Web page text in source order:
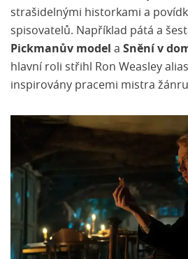
strašidelnými historkami a
spisovatelů. Například pátá a
Pickmanův model a Snění v
hlavní roli střihl Ron Weasley
inspirovány pracemi mistra žánru